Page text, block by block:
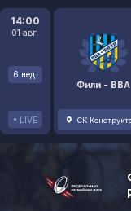
14:00
01 авг.
6 нед.
LIVE
Фили - ВВА
СК